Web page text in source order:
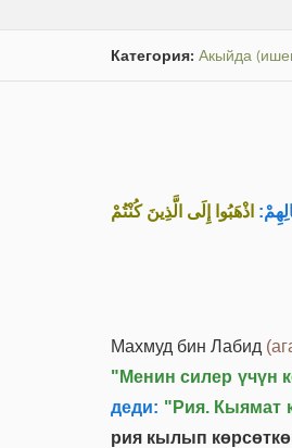
Категория: Акыйда
اذْهَبُوا إِلَى الَّذِينَ كُنْتُمْ
Махмуд бин Лабид
"Менин силер үчүн
деди: "Рия. Кыямат
рия кылып